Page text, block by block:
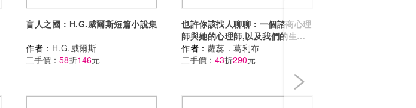
盲人之國：H.G.威爾斯短篇小說集
作者： H.G.威爾斯
二手價： 58折146元
也許你該找人聊聊：一個諮商心理
師與她的心理師,以及我們的生活
(三版)
作者： 蘿蕊．葛利布
二手價： 43折290元